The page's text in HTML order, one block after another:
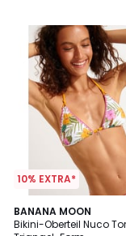
10% EXTRA*
BANANA MOON
Bikini-Oberteil Nuco